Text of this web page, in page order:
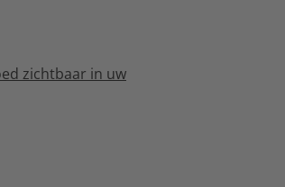
zichtbaar in uw